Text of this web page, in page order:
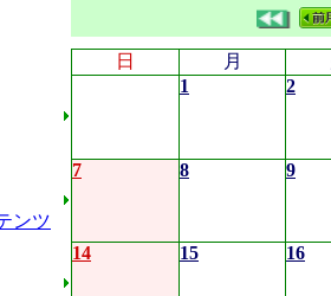
ンツ
日 月
1
2
7 8 9
14 15 16